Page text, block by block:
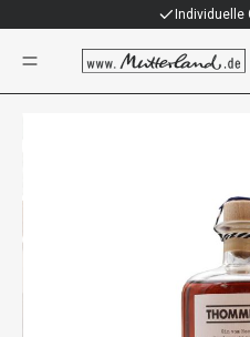
Individuelle